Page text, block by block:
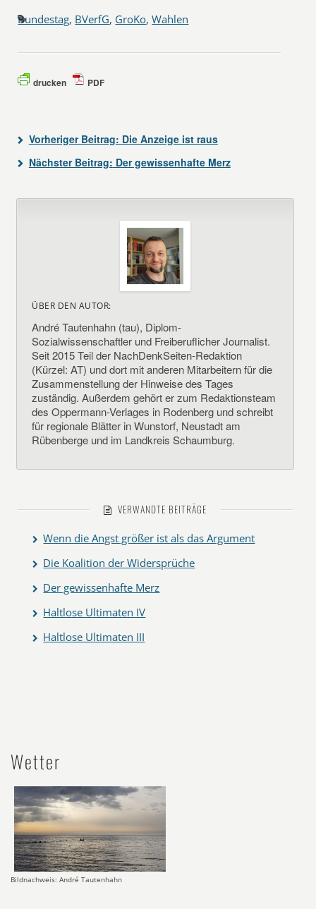
Bundestag, BVerfG, GroKo,Wahlen
drucken PDF
Vorheriger Beitrag: Die Anzeige ist raus
Nächster Beitrag: Der gewissenhafte Merz
ÜBER DEN AUTOR:
André Tautenhahn (tau), Diplom-
Sozialwissenschaftler und Freiberuflicher Journalist.
Seit 2015 Teil der NachDenkSeiten-Redaktion
(Kürzel: AT) und dort mit anderen Mitarbeitern für die
Zusammenstellung der Hinweise des Tages
zuständig. Außerdem gehört er zum Redaktionsteam
des Oppermann-Verlages in Rodenberg und schreibt
für regionale Blätter in Wunstorf, Neustadt am
Rübenberge und im Landkreis Schaumburg.
VERWANDTE BEITRÄGE
Wenn die Angst größer ist als das Argument
Die Koalition der Widersprüche
Der gewissenhafte Merz
Haltlose Ultimaten IV
Haltlose Ultimaten III
Wetter
Bildnachweis: André Tautenhahn